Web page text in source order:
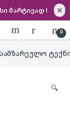
მარტივად ! ✕
0
სამზარეულო
🔍